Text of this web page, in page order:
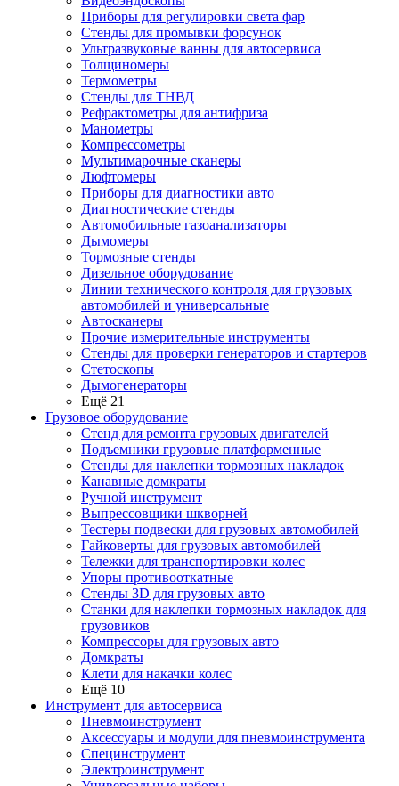
Приборы для регулировки света фар
Стенды для промывки форсунок
Ультразвуковые ванны для автосервиса
Толщиномеры
Термометры
Стенды для ТНВД
Рефрактометры для антифриза
Манометры
Компрессометры
Мультимарочные сканеры
Люфтомеры
Приборы для диагностики авто
Диагностические стенды
Автомобильные газоанализаторы
Дымомеры
Тормозные стенды
Дизельное оборудование
Линии технического контроля для грузовых
автомобилей и универсальные
Автосканеры
Прочие измерительные инструменты
Стенды для проверки генераторов и стартеров
Стетоскопы
Дымогенераторы
Ещё 21
Грузовое оборудование
Стенд для ремонта грузовых двигателей
Подъемники грузовые платформенные
Стенды для наклепки тормозных накладок
Канавные домкраты
Ручной инструмент
Выпрессовщики шкворней
Тестеры подвески для грузовых автомобилей
Гайковерты для грузовых автомобилей
Тележки для транспортировки колес
Упоры противооткатные
Стенды 3D для грузовых авто
Станки для наклепки тормозных накладок для
грузовиков
Компрессоры для грузовых авто
Домкраты
Клети для накачки колес
Ещё 10
Инструмент для автосервиса
Пневмоинструмент
Аксессуары и модули для пневмоинструмента
Специнструмент
Электроинструмент